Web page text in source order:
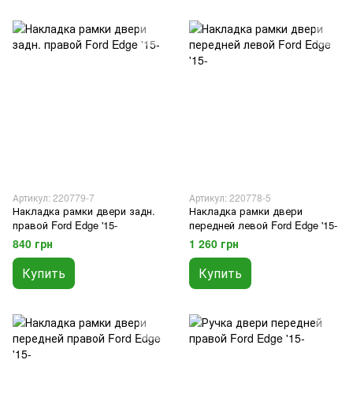
Артикул: 220779-7
Накладка рамки двери задн.
правой Ford Edge '15-
840 грн
Купить
Артикул: 220778-5
Накладка рамки двери
передней левой Ford Edge '15-
1 260 грн
Купить